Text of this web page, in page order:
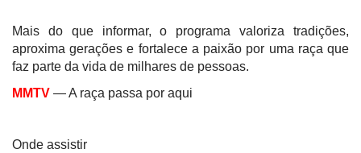
Mais do que informar, o programa valoriza tradições,
aproxima gerações e fortalece a paixão por uma raça que
faz parte da vida de milhares de pessoas.
MMTV — A raça passa por aqui
Onde assistir